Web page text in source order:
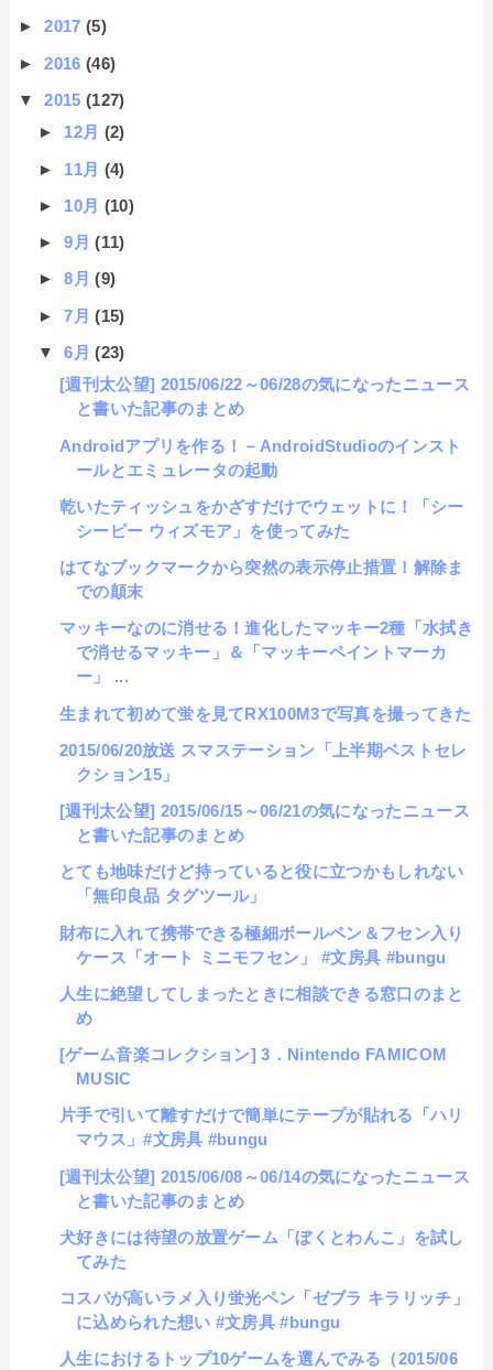
►2017(5)
►2016(46)
▼2015(127)
► 12月 (2)
► 11月 (4)
► 10月 (10)
►9月(11)
►8月(9)
►7月(15)
▼6月(23)
[週刊太公望] 2015/06/22～06/28の気になったニュース
と書いた記事のまとめ
Androidアプリを作る！－AndroidStudioのインスト
ールとエミュレータの起動
乾いたティッシュをかざすだけでウェットに！「シー
シーピー ウィズモア」を使ってみた
はてなブックマークから突然の表示停止措置！解除ま
での顛末
マッキーなのに消せる！進化したマッキー2種「水拭き
で消せるマッキー」＆「マッキーペイントマーカ
ー」 ...
生まれて初めて蛍を見てRX100M3で写真を撮ってきた
2015/06/20放送 スマステーション「上半期ベストセレ
クション15」
[週刊太公望] 2015/06/15～06/21の気になったニュース
と書いた記事のまとめ
とても地味だけど持っていると役に立つかもしれない
「無印良品 タグツール」
財布に入れて携帯できる極細ボールペン＆フセン入り
ケース「オート ミニモフセン」 #文房具 #bungu
人生に絶望してしまったときに相談できる窓口のまと
め
[ゲーム音楽コレクション] 3．Nintendo FAMICOM
MUSIC
片手で引いて離すだけで簡単にテープが貼れる「ハリ
マウス」#文房具 #bungu
[週刊太公望] 2015/06/08～06/14の気になったニュース
と書いた記事のまとめ
犬好きには待望の放置ゲーム「ぼくとわんこ」を試し
てみた
コスパが高いラメ入り蛍光ペン「ゼブラ キラリッチ」
に込められた想い #文房具 #bungu
人生におけるトップ10ゲームを選んでみる（2015/06